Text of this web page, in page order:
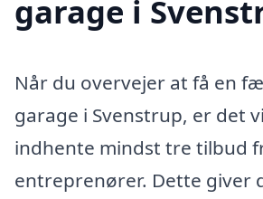
garage i
Når du overvejer at få en
garage i Svenstrup, er det
indhente mindst tre tilbud
entreprenører. Dette giver